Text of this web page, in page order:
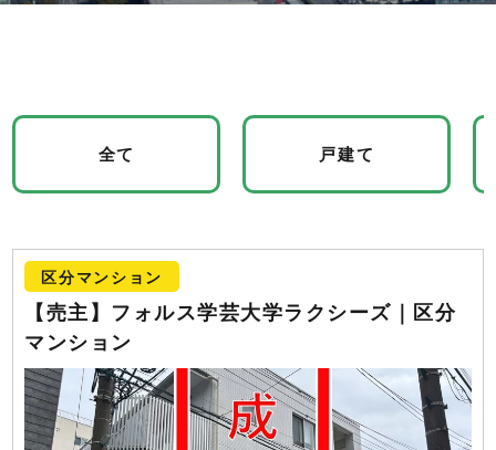
全て 戸建て
区分マンション
【売主】フォルス学芸大学ラクシーズ｜区分
マンション